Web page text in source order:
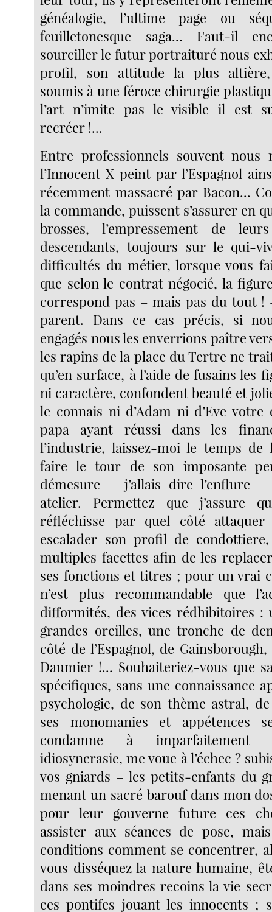
généalogie, l’ultime page ou
feuilletonesque saga... Faut-il
sourciller le futur portraituré nous
profil, son attitude la plus altière,
soumis à une féroce chirurgie
l’art n’imite pas le visible il est
recréer !...
Entre professionnels souvent nous
l’Innocent X peint par l’Espagnol
récemment massacré par Bacon...
la commande, puissent s’assurer en
brosses, l’empressement de
descendants, toujours sur le qui-
difficultés du métier, lorsque vous
que selon le contrat négocié, la
correspond pas – mais pas du tout !
parent. Dans ce cas précis, si
engagés nous les enverrions paître
les rapins de la place du Tertre ne
qu’en surface, à l’aide de fusains les
ni caractère, confondent beauté et
le connais ni d’Adam ni d’Eve
papa ayant réussi dans les
l’industrie, laissez-moi le temps
faire le tour de son imposante
démesure – j’allais dire l’enflure
atelier. Permettez que j’assure
réfléchisse par quel côté
escalader son profil de
multiples facettes afin de les
ses fonctions et titres ; pour un vrai
n’est plus recommandable que
difformités, des vices rédhibitoires :
grandes oreilles, une tronche de
côté de l’Espagnol, de
Daumier !... Souhaiteriez-vous que
spécifiques, sans une connaissance
psychologie, de son thème astral,
ses monomanies et appétences
condamne à imparfaitement
idiosyncrasie, me voue à l’échec ?
vos gniards – les petits-enfants du
menant un sacré barouf dans mon
pour leur gouverne future ces
assister aux séances de pose,
conditions comment se concentrer,
vous disséquez la nature humaine,
dans ses moindres recoins la vie
ces pontifes jouant les innocents ;